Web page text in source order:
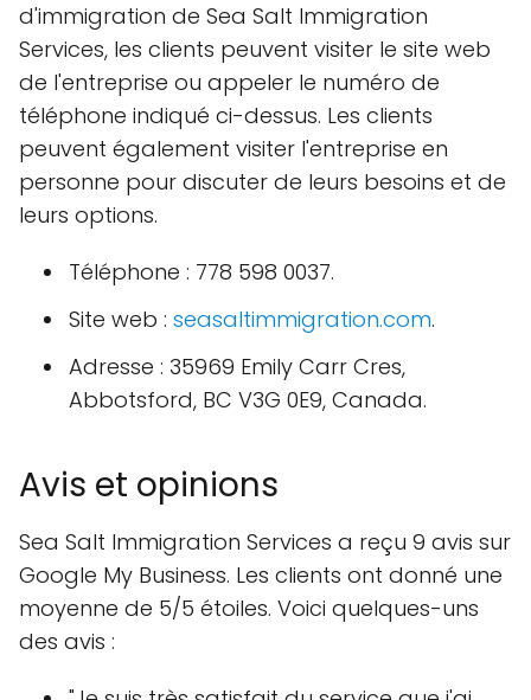
d'immigration de Sea Salt Immigration
Services, les clients peuvent visiter le site web
de l'entreprise ou appeler le numéro de
téléphone indiqué ci-dessus. Les clients
peuvent également visiter l'entreprise en
personne pour discuter de leurs besoins et de
leurs options.
Téléphone : 778 598 0037.
Site web : seasaltimmigration.com.
Adresse : 35969 Emily Carr Cres,
Abbotsford, BC V3G 0E9, Canada.
Avis et opinions
Sea Salt Immigration Services a reçu 9 avis sur
Google My Business. Les clients ont donné une
moyenne de 5/5 étoiles. Voici quelques-uns
des avis :